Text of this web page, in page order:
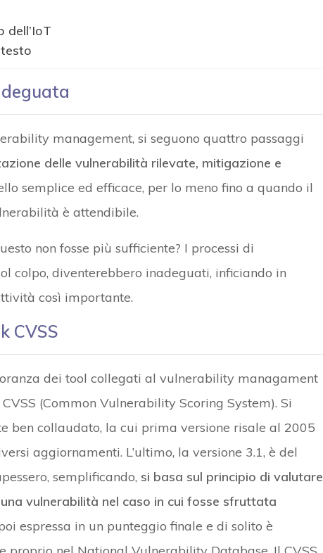
dell’IoT
management, si seguono quattro passaggi
delle vulnerabilità rilevate, mitigazione e
semplice ed efficace, per lo meno fino a quando il
è attendibile.
non fosse più sufficiente? I processi di
colpo, diventerebbero inadeguati, inficiando in
così importante.
CVSS
dei tool collegati al vulnerability managament
(Common Vulnerability Scoring System). Si
ben collaudato, la cui prima versione risale al 2005
aggiornamenti. L’ultimo, la versione 3.1, è del
semplificando, si basa sul principio di valutare
vulnerabilità nel caso in cui fosse sfruttata
espressa in un punteggio finale e di solito è